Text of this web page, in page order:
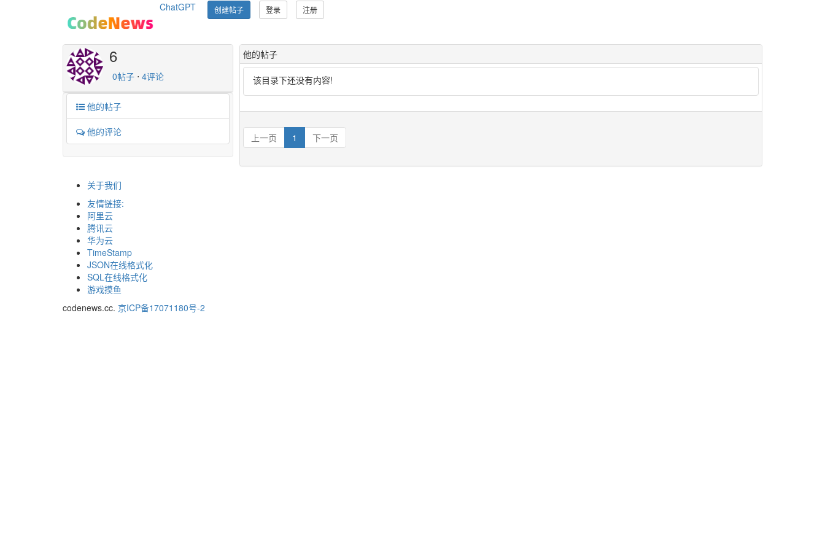
ChatGPT 创建帖子 登录 注册
6
0帖子 ⋅ 4评论
他的帖子
他的评论
他的帖子
该目录下还没有内容!
上一页 1 下一页
关于我们
友情链接:
阿里云
腾讯云
华为云
TimeStamp
JSON在线格式化
SQL在线格式化
游戏摸鱼
codenews.cc. 京ICP备17071180号-2